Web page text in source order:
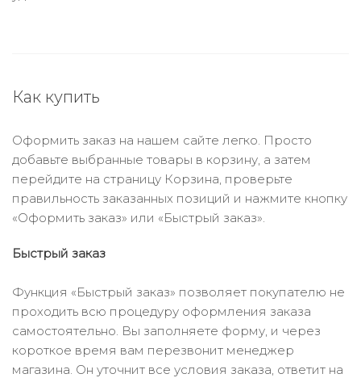
Как купить
Оформить заказ на нашем сайте легко. Просто
добавьте выбранные товары в корзину, а затем
перейдите на страницу Корзина, проверьте
правильность заказанных позиций и нажмите кнопку
«Оформить заказ» или «Быстрый заказ».
Быстрый заказ
Функция «Быстрый заказ» позволяет покупателю не
проходить всю процедуру оформления заказа
самостоятельно. Вы заполняете форму, и через
короткое время вам перезвонит менеджер
магазина. Он уточнит все условия заказа, ответит на